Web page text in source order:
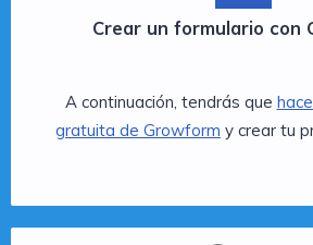
Crear un formulario con
A continuación, tendrás que
gratuita de Growform y crear tu